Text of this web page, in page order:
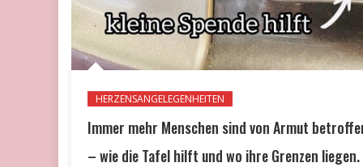
HERZENSANGELEGENHEITEN
Immer mehr Menschen sind von Armut
– wie die Tafel hilft und wo ihre Grenzen liegen.